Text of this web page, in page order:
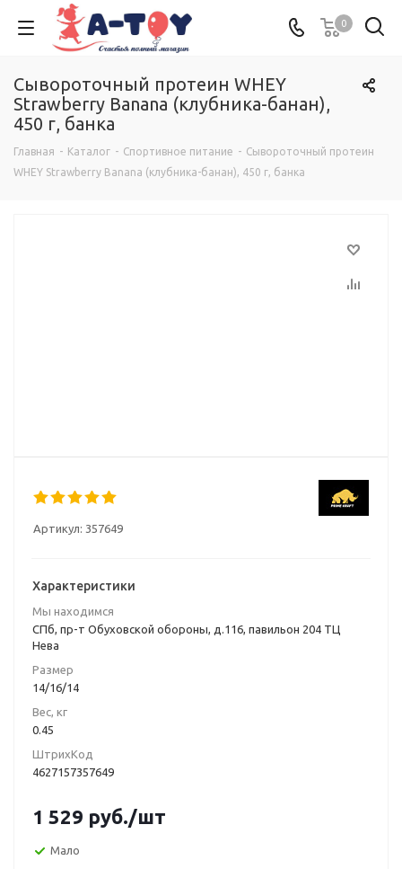
0
Сывороточный протеин WHEY
Strawberry Banana (клубника-банан),
450 г, банка
Главная - Каталог - Спортивное питание - Сывороточный протеин
WHEY Strawberry Banana (клубника-банан), 450 г, банка
Артикул: 357649
Характеристики
Мы находимся
СПб, пр-т Обуховской обороны, д.116, павильон 204 ТЦ
Нева
Размер
14/16/14
Вес, кг
0.45
ШтрихКод
4627157357649
1 529 руб./шт
Мало